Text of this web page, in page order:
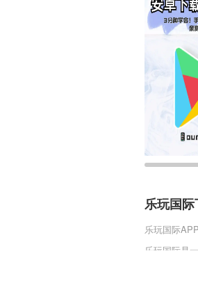
乐玩国
乐玩国际
乐玩国际是
法是非常